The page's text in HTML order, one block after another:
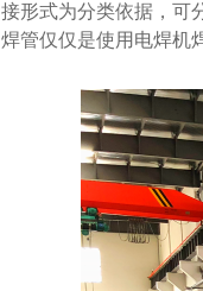
接形式为分类依据，可
焊管仅仅是使用电焊机焊